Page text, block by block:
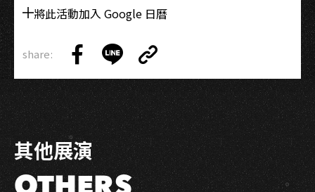
將此活動加入 Google 日曆
share:
on
Facebook
on
LINE
Link
Copy
Link
其他展演